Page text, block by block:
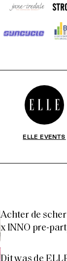
ELLE EVENTS
Achter de
x INNO pre-
Dit was de